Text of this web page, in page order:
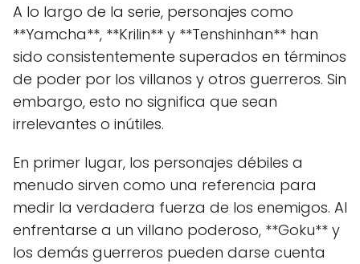
A lo largo de la serie, personajes como
**Yamcha**, **Krilin** y **Tenshinhan** han
sido consistentemente superados en términos
de poder por los villanos y otros guerreros. Sin
embargo, esto no significa que sean
irrelevantes o inútiles.
En primer lugar, los personajes débiles a
menudo sirven como una referencia para
medir la verdadera fuerza de los enemigos. Al
enfrentarse a un villano poderoso, **Goku** y
los demás guerreros pueden darse cuenta